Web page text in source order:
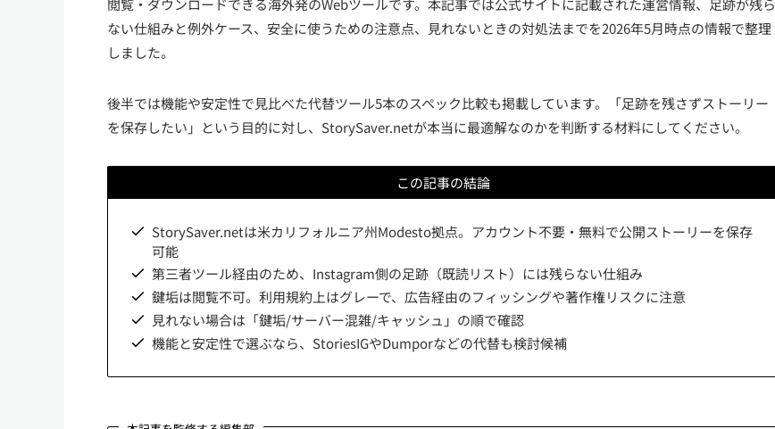
閲覧・ダウンロードできる海外発のWebツールです。本記事では公式サイトに記載された運営情報、足跡が残ら
ない仕組みと例外ケース、安全に使うための注意点、見れないときの対処法までを2026年5月時点の情報で整理
しました。
後半では機能や安定性で見比べた代替ツール5本のスペック比較も掲載しています。「足跡を残さずストーリー
を保存したい」という目的に対し、StorySaver.netが本当に最適解なのかを判断する材料にしてください。
この記事の結論
StorySaver.netは米カリフォルニア州Modesto拠点。アカウント不要・無料で公開ストーリーを保存
可能
第三者ツール経由のため、Instagram側の足跡（既読リスト）には残らない仕組み
鍵垢は閲覧不可。利用規約上はグレーで、広告経由のフィッシングや著作権リスクに注意
見れない場合は「鍵垢/サーバー混雑/キャッシュ」の順で確認
機能と安定性で選ぶなら、StoriesIGやDumporなどの代替も検討候補